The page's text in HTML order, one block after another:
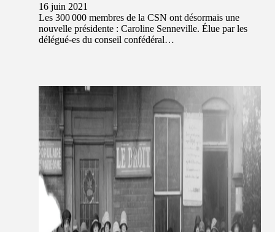
16 juin 2021
Les 300 000 membres de la CSN ont désormais une
nouvelle présidente : Caroline Senneville. Élue par les
délégué-es du conseil confédéral…